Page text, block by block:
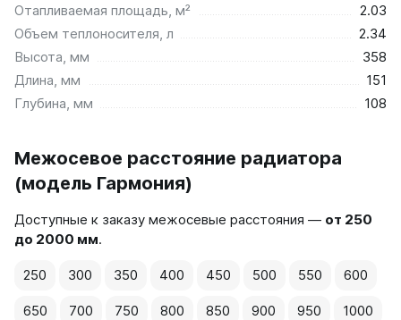
Отапливаемая площадь, м²
2.03
Объем теплоносителя, л
2.34
Высота, мм
358
Длина, мм
151
Глубина, мм
108
Межосевое расстояние радиатора
(модель Гармония)
Доступные к заказу межосевые расстояния — от 250
до 2000 мм.
250 300 350 400 450 500 550 600
650 700 750 800 850 900 950 1000